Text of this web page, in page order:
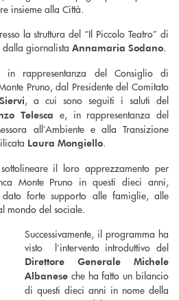
insieme alla Città.
la struttura del “Il Piccolo Teatro” di
dalla giornalista Annamaria Sodano.
rappresentanza del Consiglio di
Pruno, dal Presidente del Comitato
, a cui sono seguiti i saluti del
Telesca e, in rappresentanza del
all’Ambiente e alla Transizione
Laura Mongiello.
il loro apprezzamento per
Monte Pruno in questi dieci anni,
dato forte supporto alle famiglie, alle
mondo del sociale.
Successivamente, il programma ha
visto l’intervento introduttivo del
Direttore Generale Michele
Albanese che ha fatto un bilancio
di questi dieci anni in nome della